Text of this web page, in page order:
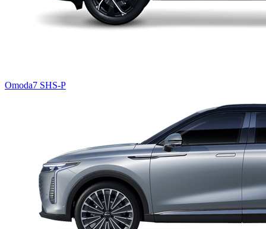
Omoda7 SHS-P